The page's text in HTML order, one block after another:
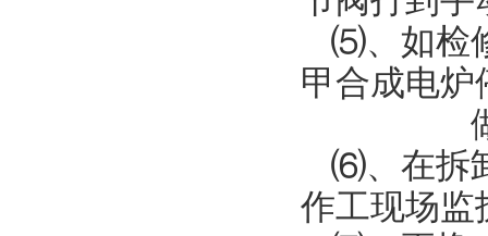
⑸、如检
甲合成
做好
⑹、在拆
作工现场监